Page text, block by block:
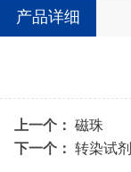
产品详细
上一个： 磁珠
下一个： 转染试剂